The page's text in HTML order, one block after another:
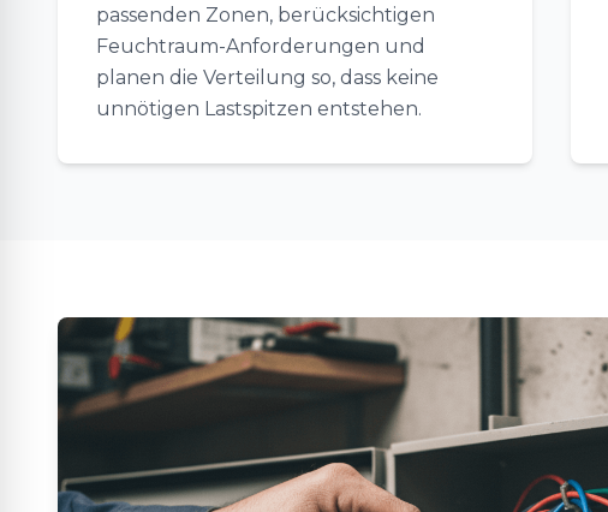
passenden Zonen, berücksichtigen
Feuchtraum-Anforderungen und
planen die Verteilung so, dass keine
unnötigen Lastspitzen entstehen.